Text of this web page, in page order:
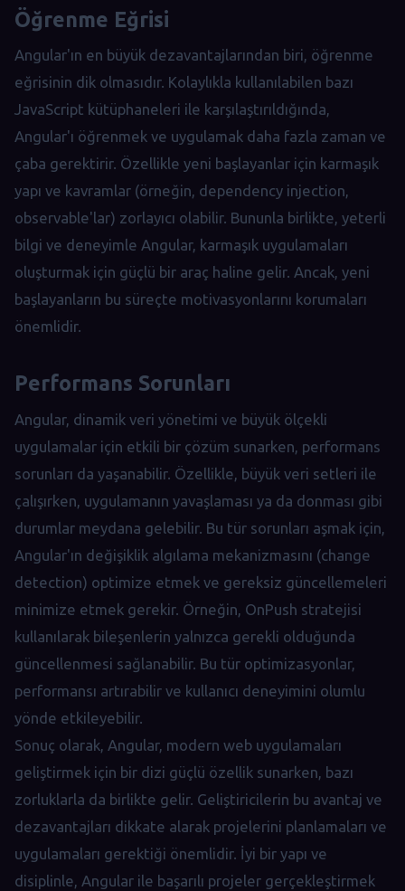
Öğrenme Eğrisi
Angular'ın en büyük dezavantajlarından biri, öğrenme
eğrisinin dik olmasıdır. Kolaylıkla kullanılabilen bazı
JavaScript kütüphaneleri ile karşılaştırıldığında,
Angular'ı öğrenmek ve uygulamak daha fazla zaman ve
çaba gerektirir. Özellikle yeni başlayanlar için karmaşık
yapı ve kavramlar (örneğin, dependency injection,
observable'lar) zorlayıcı olabilir. Bununla birlikte, yeterli
bilgi ve deneyimle Angular, karmaşık uygulamaları
oluşturmak için güçlü bir araç haline gelir. Ancak, yeni
başlayanların bu süreçte motivasyonlarını korumaları
önemlidir.
Performans Sorunları
Angular, dinamik veri yönetimi ve büyük ölçekli
uygulamalar için etkili bir çözüm sunarken, performans
sorunları da yaşanabilir. Özellikle, büyük veri setleri ile
çalışırken, uygulamanın yavaşlaması ya da donması gibi
durumlar meydana gelebilir. Bu tür sorunları aşmak için,
Angular'ın değişiklik algılama mekanizmasını (change
detection) optimize etmek ve gereksiz güncellemeleri
minimize etmek gerekir. Örneğin, OnPush stratejisi
kullanılarak bileşenlerin yalnızca gerekli olduğunda
güncellenmesi sağlanabilir. Bu tür optimizasyonlar,
performansı artırabilir ve kullanıcı deneyimini olumlu
yönde etkileyebilir.
Sonuç olarak, Angular, modern web uygulamaları
geliştirmek için bir dizi güçlü özellik sunarken, bazı
zorluklarla da birlikte gelir. Geliştiricilerin bu avantaj ve
dezavantajları dikkate alarak projelerini planlamaları ve
uygulamaları gerektiği önemlidir. İyi bir yapı ve
disiplinle, Angular ile başarılı projeler gerçekleştirmek